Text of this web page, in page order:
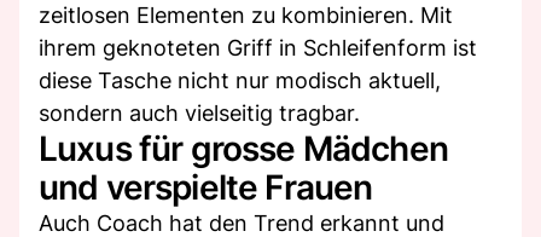
zeitlosen Elementen zu kombinieren. Mit
ihrem geknoteten Griff in Schleifenform ist
diese Tasche nicht nur modisch aktuell,
sondern auch vielseitig tragbar.
Luxus für grosse Mädchen
und verspielte Frauen
Auch Coach hat den Trend erkannt und